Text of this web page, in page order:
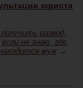
юриста
получить развод,
если не знаю, где
муж →